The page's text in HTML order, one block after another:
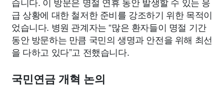
급 상황에 대한 철저한 준비를 강조하기 위한 목적이
었습니다. 병원 관계자는 “많은 환자들이 명절 기간
동안 방문하는 만큼 국민의 생명과 안전을 위해 최선
을 다하고 있다”고 전했습니다.
국민연금 개혁 논의